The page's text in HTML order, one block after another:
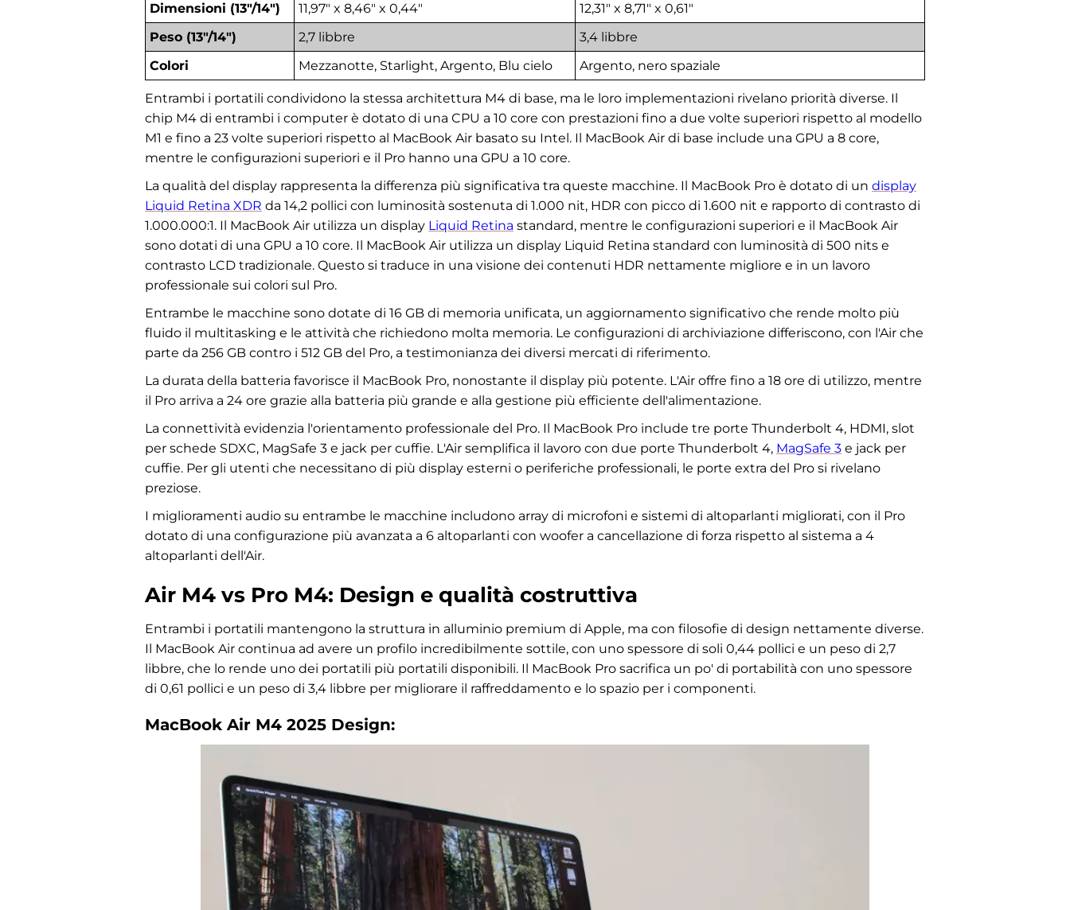
Dimensioni (13"/14")
11,97" x 8,46" x 0,44"
12,31" x 8,71" x 0,61"
Peso (13"/14")
2,7 libbre
3,4 libbre
Colori
Mezzanotte, Starlight, Argento, Blu cielo Argento, nero spaziale
Entrambi i portatili condividono la stessa architettura M4 di base, ma le loro implementazioni rivelano priorità diverse. Il
chip M4 di entrambi i computer è dotato di una CPU a 10 core con prestazioni fino a due volte superiori rispetto al modello
M1 e fino a 23 volte superiori rispetto al MacBook Air basato su Intel. Il MacBook Air di base include una GPU a 8 core,
mentre le configurazioni superiori e il Pro hanno una GPU a 10 core.
La qualità del display rappresenta la differenza più significativa tra queste macchine. Il MacBook Pro è dotato di un display
Liquid Retina XDR da 14,2 pollici con luminosità sostenuta di 1.000 nit, HDR con picco di 1.600 nit e rapporto di contrasto di
1.000.000:1. Il MacBook Air utilizza un display Liquid Retina standard, mentre le configurazioni superiori e il MacBook Air
sono dotati di una GPU a 10 core. Il MacBook Air utilizza un display Liquid Retina standard con luminosità di 500 nits e
contrasto LCD tradizionale. Questo si traduce in una visione dei contenuti HDR nettamente migliore e in un lavoro
professionale sui colori sul Pro.
Entrambe le macchine sono dotate di 16 GB di memoria unificata, un aggiornamento significativo che rende molto più
fluido il multitasking e le attività che richiedono molta memoria. Le configurazioni di archiviazione differiscono, con l'Air che
parte da 256 GB contro i 512 GB del Pro, a testimonianza dei diversi mercati di riferimento.
La durata della batteria favorisce il MacBook Pro, nonostante il display più potente. L'Air offre fino a 18 ore di utilizzo, mentre
il Pro arriva a 24 ore grazie alla batteria più grande e alla gestione più efficiente dell'alimentazione.
La connettività evidenzia l'orientamento professionale del Pro. Il MacBook Pro include tre porte Thunderbolt 4, HDMI, slot
per schede SDXC, MagSafe 3 e jack per cuffie. L'Air semplifica il lavoro con due porte Thunderbolt 4, MagSafe 3 e jack per
cuffie. Per gli utenti che necessitano di più display esterni o periferiche professionali, le porte extra del Pro si rivelano
preziose.
I miglioramenti audio su entrambe le macchine includono array di microfoni e sistemi di altoparlanti migliorati, con il Pro
dotato di una configurazione più avanzata a 6 altoparlanti con woofer a cancellazione di forza rispetto al sistema a 4
altoparlanti dell'Air.
Air M4 vs Pro M4: Design e qualità costruttiva
Entrambi i portatili mantengono la struttura in alluminio premium di Apple, ma con filosofie di design nettamente diverse.
Il MacBook Air continua ad avere un profilo incredibilmente sottile, con uno spessore di soli 0,44 pollici e un peso di 2,7
libbre, che lo rende uno dei portatili più portatili disponibili. Il MacBook Pro sacrifica un po' di portabilità con uno spessore
di 0,61 pollici e un peso di 3,4 libbre per migliorare il raffreddamento e lo spazio per i componenti.
MacBook Air M4 2025 Design: